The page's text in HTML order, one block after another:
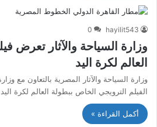
hayilit543
0
وزارة السياحة والآثار تعرض
العالم لكرة اليد
وزارة السياحة والآثار المصرية بالتعاون مع
الفيلم الترويجي الخاص ببطولة العالم لكرة اليد
أكمل القراءة »